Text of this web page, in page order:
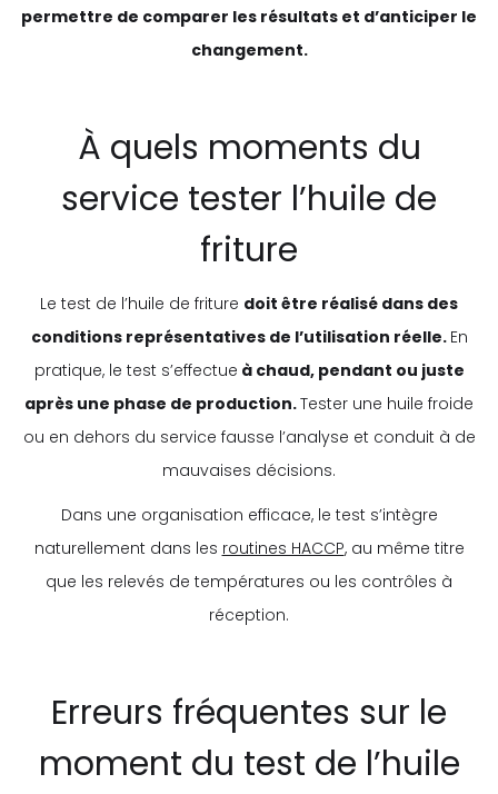
permettre de comparer les résultats et d’anticiper le
changement.
À quels moments du
service tester l’huile de
friture
Le test de l’huile de friture doit être réalisé dans des
conditions représentatives de l’utilisation réelle. En
pratique, le test s’effectue à chaud, pendant ou juste
après une phase de production.Tester une huile froide
ou en dehors du service fausse l’analyse et conduit à de
mauvaises décisions.
Dans une organisation efficace, le test s’intègre
naturellement dans les routines HACCP, au même titre
que les relevés de températures ou les contrôles à
réception.
Erreurs fréquentes sur le
moment du test de l’huile